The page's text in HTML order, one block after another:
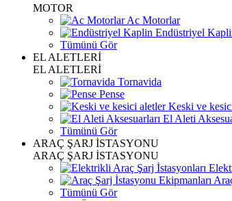
MOTOR
Ac Motorlar
Endüstriyel
Tümünü Gör
EL ALETLERİ
EL ALETLERİ
Tornavida
Pense
Keski ve
El Aleti
Tümünü Gör
ARAÇ ŞARJ İSTASYONU
ARAÇ ŞARJ İSTASYONU
Tümünü Gör